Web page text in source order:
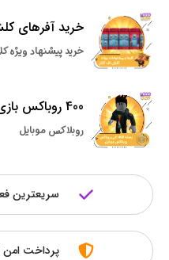
خرید آفرهای
خرید پیشنهاد ویژه
400 روباکس بازی روبلاکس
روبلاکس موبایل
سریعترین
پرداخت امن